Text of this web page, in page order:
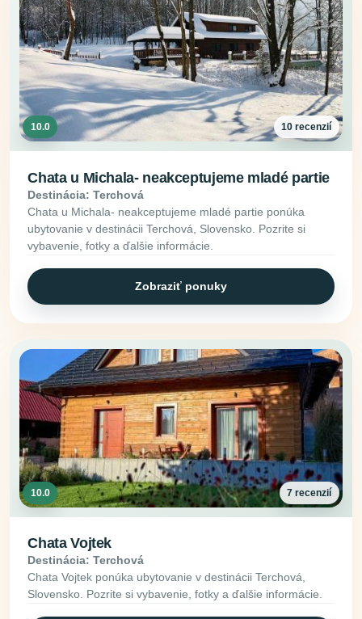
10.0 10 recenzií
Chata u Michala- neakceptujeme mladé partie
Destinácia: Terchová
Chata u Michala- neakceptujeme mladé partie ponúka
ubytovanie v destinácii Terchová, Slovensko. Pozrite si
vybavenie, fotky a ďalšie informácie.
Zobraziť ponuky
10.0 7 recenzií
Chata Vojtek
Destinácia: Terchová
Chata Vojtek ponúka ubytovanie v destinácii Terchová,
Slovensko. Pozrite si vybavenie, fotky a ďalšie informácie.